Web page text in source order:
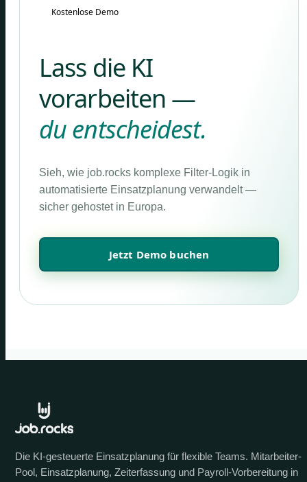
Kostenlose Demo
Lass die KI
vorarbeiten —
du entscheidest.
Sieh, wie job.rocks komplexe Filter-Logik in
automatisierte Einsatzplanung verwandelt —
sicher gehostet in Europa.
Jetzt Demo buchen
Die KI-gesteuerte Einsatzplanung für flexible Teams. Mitarbeiter-
Pool, Einsatzplanung, Zeiterfassung und Payroll-Vorbereitung in